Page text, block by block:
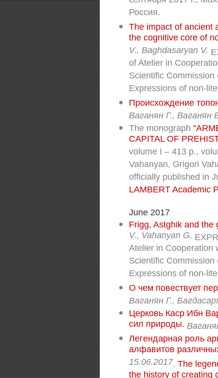
Россия.
The impact of ancient
the cognitive core of
V., Baghdasaryan V.
of Atelier in
Scientific
Expressions of non-
Происхождение
Ваганян Г., Ваганян
The monograph
CAPITAL OF
volume I – 413 p.,
Vahanyan, Grigori
officially published in
LAMBERT Academic
June 2017
Frigg, Astghik and
V., Vahanyan G.
Atelier in Cooperation
Scientific
Expressions of non-
О чем повествует
Ваганян Г.,
Церковь Каср Ибн
сил природы.
Легендарная роль
алфавитов
15.06.2017. The